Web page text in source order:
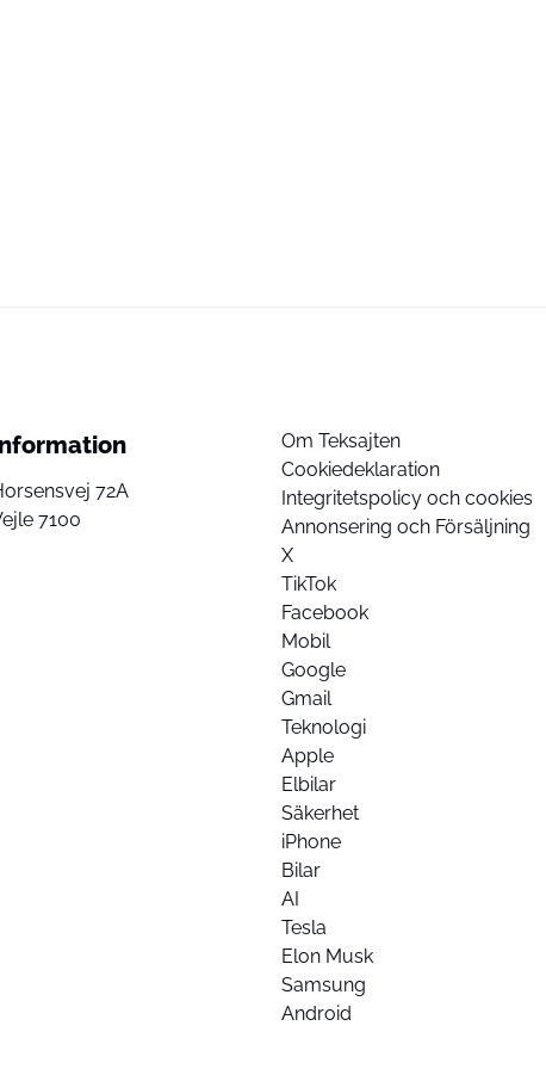
72A
7100
Om Teksajten
Cookiedeklaration
Integritetspolicy och cookies
Annonsering och Försäljning
X
TikTok
Facebook
Mobil
Google
Gmail
Teknologi
Apple
Elbilar
Säkerhet
iPhone
Bilar
AI
Tesla
Elon Musk
Samsung
Android